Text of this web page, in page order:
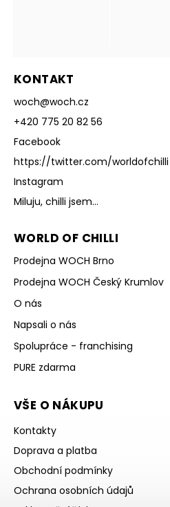
KONTAKT
woch@woch.cz
+420 775 20 82 56
Facebook
https://twitter.com/worldofchilli
Instagram
Miluju, chilli jsem...
WORLD OF CHILLI
Prodejna WOCH Brno
Prodejna WOCH Český Krumlov
O nás
Napsali o nás
Spolupráce - franchising
PURE zdarma
VŠE O NÁKUPU
Kontakty
Doprava a platba
Obchodní podmínky
Ochrana osobních údajů